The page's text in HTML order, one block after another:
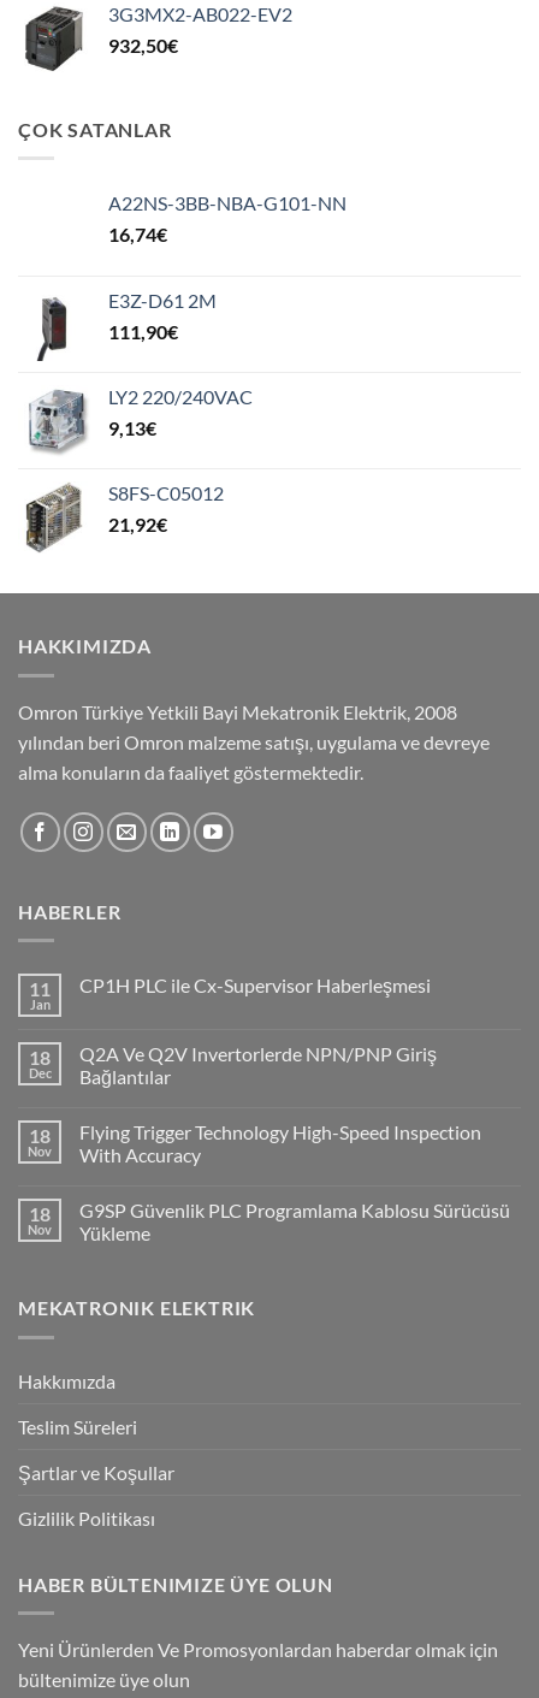
3G3MX2-AB022-EV2
932,50€
ÇOK SATANLAR
A22NS-3BB-NBA-G101-NN
16,74€
E3Z-D61 2M
111,90€
LY2 220/240VAC
9,13€
S8FS-C05012
21,92€
HAKKIMIZDA
Omron Türkiye Yetkili Bayi Mekatronik Elektrik, 2008
yılından beri Omron malzeme satışı, uygulama ve devreye
alma konuların da faaliyet göstermektedir.
HABERLER
11
Jan
CP1H PLC ile Cx-Supervisor Haberleşmesi
CP1H
PLC
ile
Haberleşmesi
18
Dec
Q2A Ve Q2V Invertorlerde NPN/PNP Giriş
Bağlantılar
on
Q2A
Ve
NPN/PNP
Giriş
Bağlantılar
18
Nov
Flying Trigger Technology High-Speed Inspection
With Accuracy
on
Flying
Trigger
Inspection
With
18
Nov
G9SP Güvenlik PLC Programlama Kablosu Sürücüsü
Yükleme
G9SP
Güvenlik
Sürücüsü
MEKATRONIK ELEKTRIK
Hakkımızda
Teslim Süreleri
Şartlar ve Koşullar
Gizlilik Politikası
HABER BÜLTENIMIZE ÜYE OLUN
Yeni Ürünlerden Ve Promosyonlardan haberdar olmak için
bültenimize üye olun